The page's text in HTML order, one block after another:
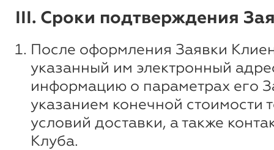
III. Сроки подтверждения
После оформления Заявки
указанный им электронный
информацию о параметрах его
указанием конечной стоимости
условий доставки, а также
Клуба.